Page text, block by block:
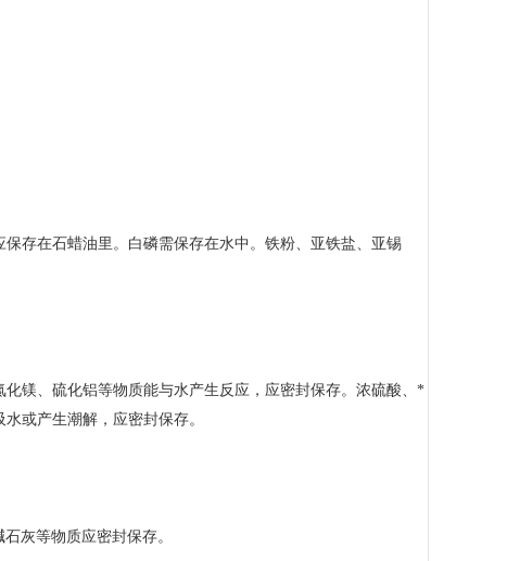
存在石蜡油里。白磷需保存在水中。铁粉、亚铁盐、亚锡
镁、硫化铝等物质能与水产生反应，应密封保存。浓硫酸、*
或产生潮解，应密封保存。
灰等物质应密封保存。